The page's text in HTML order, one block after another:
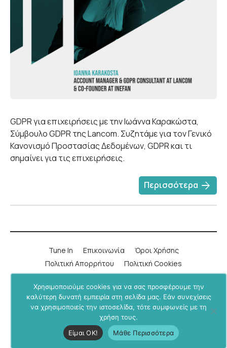
GDPR για επιχειρήσεις με την Ιωάννα Καρακώστα,
Σύμβουλο GDPR της Lancom. Συζητάμε για τον Γενικό
Κανονισμό Προστασίας Δεδομένων, GDPR και τι
σημαίνει για τις επιχειρήσεις.
Περισσότερα arrow_forward
Tune In Επικοινωνία
Όροι Χρήσης
Πολιτική Απορρήτου
Πολιτική Cookies
LinkedInInstagramYouTubeFacebook
Υποστήριξε μας μέσα από τοBU+ στο Patreon .
Business Undercover © 2019-2026. All rights reserved.
Χρησιμοποιούμε cookies για να σας προσφέρουμε την
καλύτερη δυνατή εμπειρία στη σελίδα μας. Εάν συνεχίσεις
να χρησιμοποιείς την ιστοσελίδα, τότε συμφωνείς με τη
χρήση τους.
Είμαι ΟΚ!
Μάθε Περισσότερα